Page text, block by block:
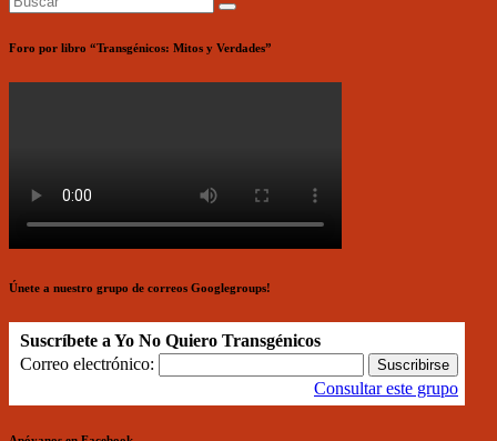
Foro por libro “Transgénicos: Mitos y Verdades”
Únete a nuestro grupo de correos Googlegroups!
Suscríbete a Yo No Quiero Transgénicos
Correo electrónico:
Consultar este grupo